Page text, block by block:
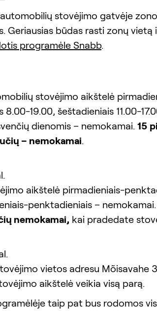
stovėjimo gatvėje
Geriausias būdas rasti zonų vietą
programėle Snabb.
stovėjimo aikštelė
8.00-19.00, šeštadieniais 11.00-
dienomis – nemokamai. 15
– nemokamai.
aikštelė pirmadieniais-
penktadieniais – nemokamai.
nemokamai, kai pradedate
vietos adresu Mõisavahe
aikštelė veikia visą parą.
taip pat bus rodomos